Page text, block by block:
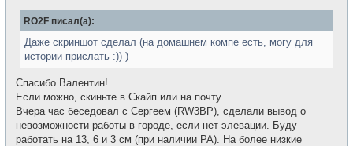
б
е
н
RO2F писал(а):
Даже скриншот сделал (на домашнем компе есть, могу для
истории прислать :)) )
Спасибо Валентин!
Если можно, скиньте в Скайп или на почту.
Вчера час беседовал с Сергеем (RW3BP), сделали вывод о
невозможности работы в городе, если нет элевации. Буду
работать на 13, 6 и 3 см (при наличии РА). На более низкие